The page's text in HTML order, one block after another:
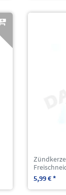
5,99 € *